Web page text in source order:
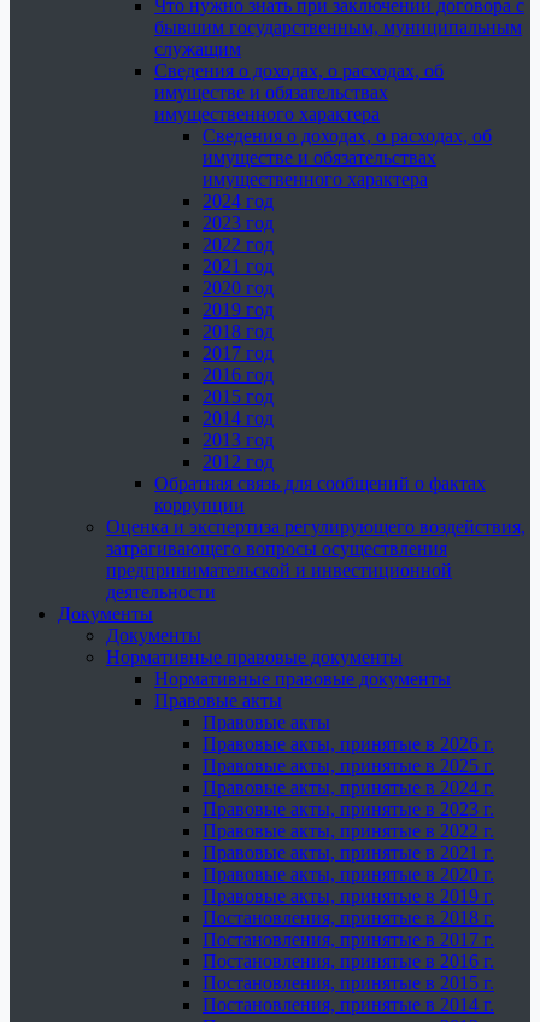
Что нужно знать при заключении договора с
бывшим государственным, муниципальным
служащим
Сведения о доходах, о расходах, об
имуществе и обязательствах
имущественного характера
Сведения о доходах, о расходах, об
имуществе и обязательствах
имущественного характера
2024 год
2023 год
2022 год
2021 год
2020 год
2019 год
2018 год
2017 год
2016 год
2015 год
2014 год
2013 год
2012 год
Обратная связь для сообщений о фактах
коррупции
Оценка и экспертиза регулирующего воздействия,
затрагивающего вопросы осуществления
предпринимательской и инвестиционной
деятельности
Документы
Документы
Нормативные правовые документы
Нормативные правовые документы
Правовые акты
Правовые акты
Правовые акты, принятые в 2026 г.
Правовые акты, принятые в 2025 г.
Правовые акты, принятые в 2024 г.
Правовые акты, принятые в 2023 г.
Правовые акты, принятые в 2022 г.
Правовые акты, принятые в 2021 г.
Правовые акты, принятые в 2020 г.
Правовые акты, принятые в 2019 г.
Постановления, принятые в 2018 г.
Постановления, принятые в 2017 г.
Постановления, принятые в 2016 г.
Постановления, принятые в 2015 г.
Постановления, принятые в 2014 г.